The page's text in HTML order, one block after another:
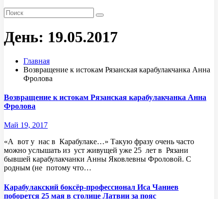
День: 19.05.2017
Главная
Возвращение к истокам Рязанская карабулакчанка Анна
Фролова
Возвращение к истокам Рязанская карабулакчанка Анна
Фролова
Май 19, 2017
«А вот у нас в Карабулаке…» Такую фразу очень часто
можно услышать из уст живущей уже 25 лет в Рязани
бывшей карабулакчанки Анны Яковлевны Фроловой. С
родным (не потому что…
Карабулакский боксёр-профессионал Иса Чаниев
поборется 25 мая в столице Латвии за пояс